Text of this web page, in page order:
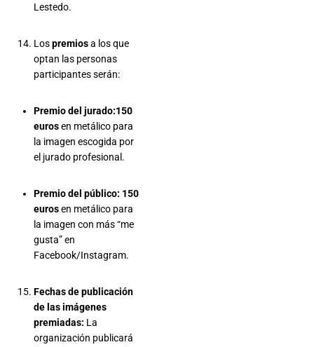
Lestedo.
Lospremiosa los que
optan las personas
participantes serán:
Premio del jurado:150
eurosen metálico para
la imagen escogida por
el jurado profesional.
Premio del público: 150
eurosen metálico para
la imagen con más “me
gusta” en
Facebook/Instagram.
Fechas de publicación
de las imágenes
premiadas: La
organización publicará